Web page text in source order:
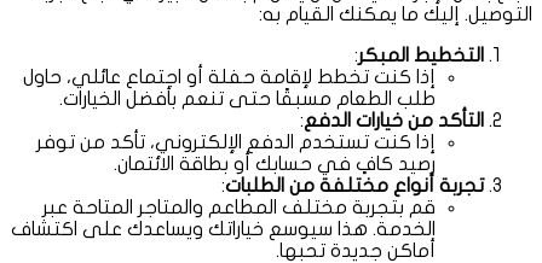
التوصيل. إليك ما يمكنك القيام به:
التخطيط المبكر:
إذا كنت تخطط لإقامة حفلة أو اجتماع عائلي، حاول
طلب الطعام مسبقًا حتى تنعم بأفضل الخيارات.
التأكد من خيارات الدفع:
إذا كنت تستخدم الدفع الإلكتروني، تأكد من توفر
رصيد كافٍ في حسابك أو بطاقة الائتمان.
تجربة أنواع مختلفة من الطلبات:
قم بتجربة مختلف المطاعم والمتاجر المتاحة عبر
الخدمة. هذا سيوسع خياراتك ويساعدك على اكتشاف
أماكن جديدة تحبها.